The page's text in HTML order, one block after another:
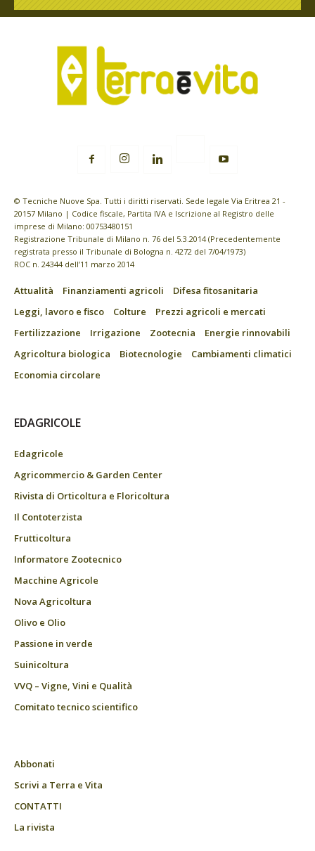
© Tecniche Nuove Spa. Tutti i diritti riservati. Sede legale Via Eritrea 21 -
20157 Milano | Codice fiscale, Partita IVA e Iscrizione al Registro delle
imprese di Milano: 00753480151
Registrazione Tribunale di Milano n. 76 del 5.3.2014 (Precedentemente
registrata presso il Tribunale di Bologna n. 4272 del 7/04/1973)
ROC n. 24344 dell’11 marzo 2014
Attualità Finanziamenti agricoli
Difesa fitosanitaria
Leggi, lavoro e fisco
Colture
Prezzi agricoli e mercati
Fertilizzazione
Irrigazione Zootecnia
Energie rinnovabili
Agricoltura biologica
Biotecnologie
Cambiamenti climatici
Economia circolare
EDAGRICOLE
Edagricole
Agricommercio & Garden Center
Rivista di Orticoltura e Floricoltura
Il Contoterzista
Frutticoltura
Informatore Zootecnico
Macchine Agricole
Nova Agricoltura
Olivo e Olio
Passione in verde
Suinicoltura
VVQ – Vigne, Vini e Qualità
Comitato tecnico scientifico
Abbonati
Scrivi a Terra e Vita
CONTATTI
La rivista